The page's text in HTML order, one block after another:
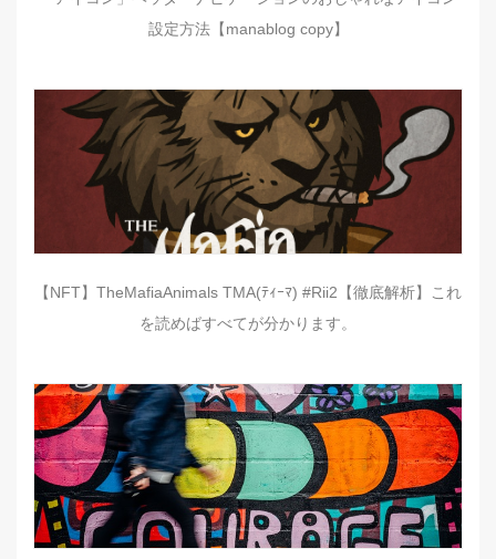
設定方法【manablog copy】
【NFT】TheMafiaAnimals TMA(ﾃｨｰﾏ) #Rii2【徹底解析】これ
を読めばすべてが分かります。